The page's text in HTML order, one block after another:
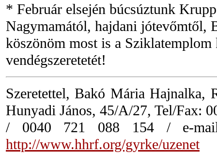
* Február elsején búcsúztunk
Nagymamától, hajdani jótevőmtől,
köszönöm most is a Sziklatemplom
vendégszeretetét!
Szeretettel, Bakó Mária Hajnalka,
Hunyadi János, 45/A/27, Tel/Fax:
/ 0040 721 088 154 / e-
http://www.hhrf.org/gyrke/uzenet